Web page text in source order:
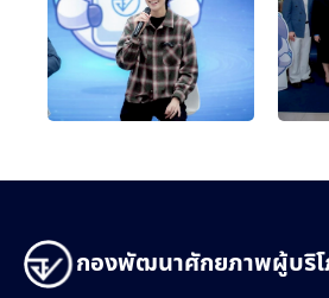
กองพัฒนาศักยภาพผู้บริ